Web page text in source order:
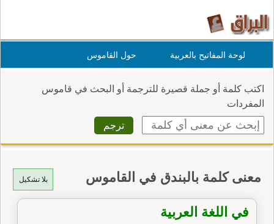
لوحة المفاتيح بالعربية حول القاموس
اكتب كلمة أو جملة قصيرة للترجمة أو البحث في قاموس
المفردات
بلا تشكيل معنى كلمة بالبندق في القاموس
في اللغة العربية